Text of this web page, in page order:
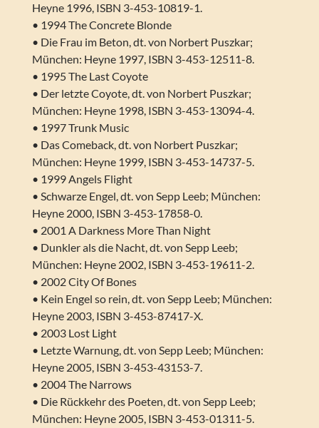
Heyne 1996, ISBN 3-453-10819-1.
• 1994 The Concrete Blonde
• Die Frau im Beton, dt. von Norbert Puszkar;
München: Heyne 1997, ISBN 3-453-12511-8.
• 1995 The Last Coyote
• Der letzte Coyote, dt. von Norbert Puszkar;
München: Heyne 1998, ISBN 3-453-13094-4.
• 1997 Trunk Music
• Das Comeback, dt. von Norbert Puszkar;
München: Heyne 1999, ISBN 3-453-14737-5.
• 1999 Angels Flight
• Schwarze Engel, dt. von Sepp Leeb; München:
Heyne 2000, ISBN 3-453-17858-0.
• 2001 A Darkness More Than Night
• Dunkler als die Nacht, dt. von Sepp Leeb;
München: Heyne 2002, ISBN 3-453-19611-2.
• 2002 City Of Bones
• Kein Engel so rein, dt. von Sepp Leeb; München:
Heyne 2003, ISBN 3-453-87417-X.
• 2003 Lost Light
• Letzte Warnung, dt. von Sepp Leeb; München:
Heyne 2005, ISBN 3-453-43153-7.
• 2004 The Narrows
• Die Rückkehr des Poeten, dt. von Sepp Leeb;
München: Heyne 2005, ISBN 3-453-01311-5.